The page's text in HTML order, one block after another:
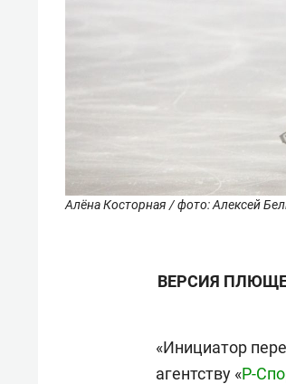
Алёна Косторная / фото: Алексей
ВЕРСИЯ
«Инициатор
агентству «Р-